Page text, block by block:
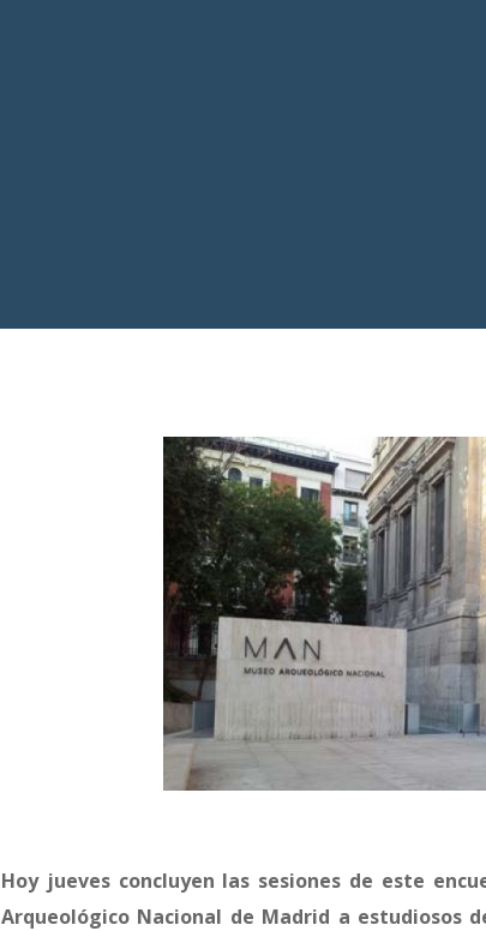
Hoy jueves concluyen las sesiones de este
Arqueológico Nacional de Madrid a